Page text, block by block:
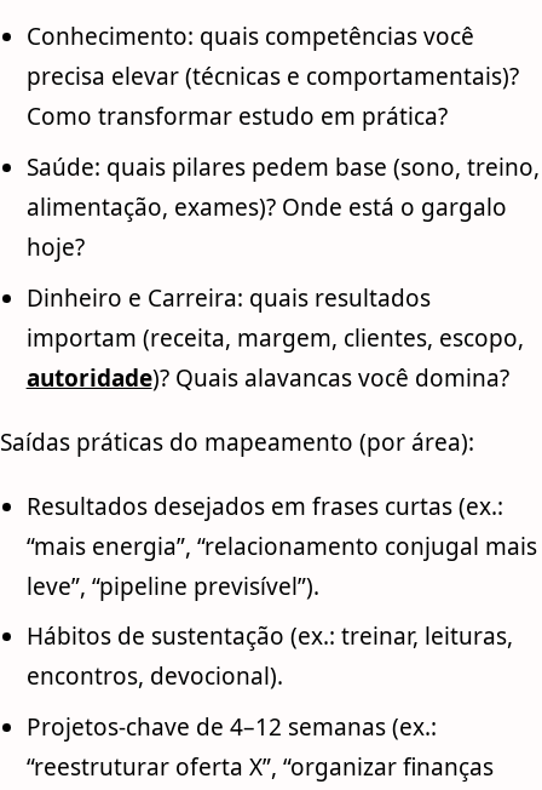
Conhecimento: quais competências você
precisa elevar (técnicas e comportamentais)?
Como transformar estudo em prática?
Saúde: quais pilares pedem base (sono, treino,
alimentação, exames)? Onde está o gargalo
hoje?
Dinheiro e Carreira: quais resultados
importam (receita, margem, clientes, escopo,
autoridade)? Quais alavancas você domina?
Saídas práticas do mapeamento (por área):
Resultados desejados em frases curtas (ex.:
“mais energia”, “relacionamento conjugal mais
leve”, “pipeline previsível”).
Hábitos de sustentação (ex.: treinar, leituras,
encontros, devocional).
Projetos-chave de 4–12 semanas (ex.:
“reestruturar oferta X”, “organizar finanças